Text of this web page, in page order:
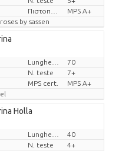
MPS A+
by sassen
70
N. teste
7+
MPS cert.
MPS A+
Holla
40
N. teste
4+